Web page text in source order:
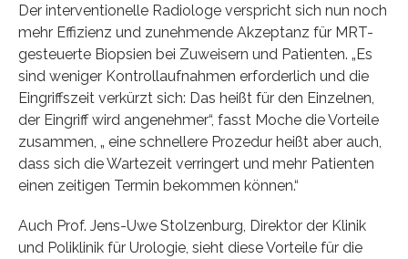
Der interventionelle Radiologe verspricht sich nun noch
mehr Effizienz und zunehmende Akzeptanz für MRT-
gesteuerte Biopsien bei Zuweisern und Patienten. „Es
sind weniger Kontrollaufnahmen erforderlich und die
Eingriffszeit verkürzt sich: Das heißt für den Einzelnen,
der Eingriff wird angenehmer“, fasst Moche die Vorteile
zusammen, „ eine schnellere Prozedur heißt aber auch,
dass sich die Wartezeit verringert und mehr Patienten
einen zeitigen Termin bekommen können.“
Auch Prof. Jens-Uwe Stolzenburg, Direktor der Klinik
und Poliklinik für Urologie, sieht diese Vorteile für die